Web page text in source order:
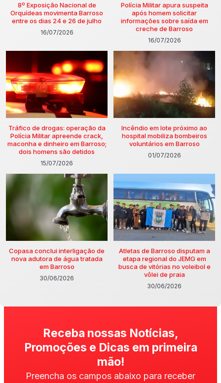
8º Exposição Nacional de
Orquídeas movimenta Barroso
entre os dias 24 e 26 de julho
16/07/2026
Polícia Militar apura suspeita
após homem solicitar
informações sobre saída em
creche de Barroso
16/07/2026
Tráfico de drogas: operação da
Polícia Militar apreende crack,
maconha e dinheiro em Barroso;
dois homens são detidos
15/07/2026
Incêndio em lote próximo ao
hospital mobiliza bombeiros
voluntários em Barroso
01/07/2026
Copasa conclui interligação de
nova adutora de água tratada
em Barroso
30/06/2026
Atletas de Barroso disputam a
etapa regional do JEMG em
busca de vitórias no voleibol e
vôlei de praia
30/06/2026
Receba nossas Notícias,
Promoções e Dicas em primeira
mão!
Preencha os campos abaixo para receber